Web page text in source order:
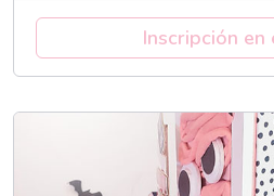
Inscripción en